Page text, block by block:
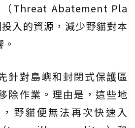
（Threat Abatement Pla
入的資源，減少野貓對本
針對島嶼和封閉式保護區
除作業。理由是，這些地
野貓便無法再次快速入